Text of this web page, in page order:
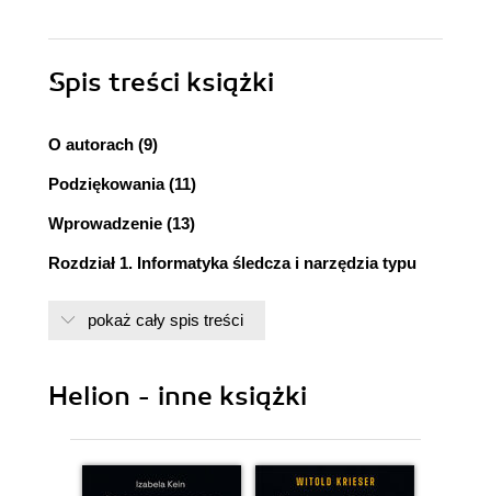
Spis treści książki
O autorach (9)
Podziękowania (11)
Wprowadzenie (13)
Rozdział 1. Informatyka śledcza i narzędzia typu
Cele dochodzeń informatyki śledczej (19)
Proces cyfrowej analizy śledczej (20)
Czym jest open source? (21)
Oprogramowanie darmowe a otwarte (22)
pokaż cały spis treści
Helion - inne książki